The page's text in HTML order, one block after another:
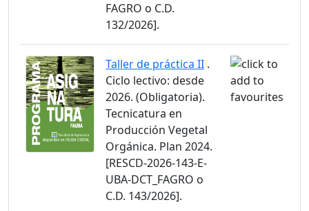
FAGRO o C.D.
132/2026].
Taller de práctica II .
Ciclo lectivo: desde
2026. (Obligatoria).
Tecnicatura en
Producción Vegetal
Orgánica. Plan 2024.
[RESCD-2026-143-E-
UBA-DCT_FAGRO o
C.D. 143/2026].